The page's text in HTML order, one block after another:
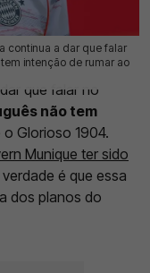
continua a dar que falar
intenção de rumar ao
que falar no
não tem
o Glorioso 1904.
Munique ter sido
verdade é que essa
dos planos do